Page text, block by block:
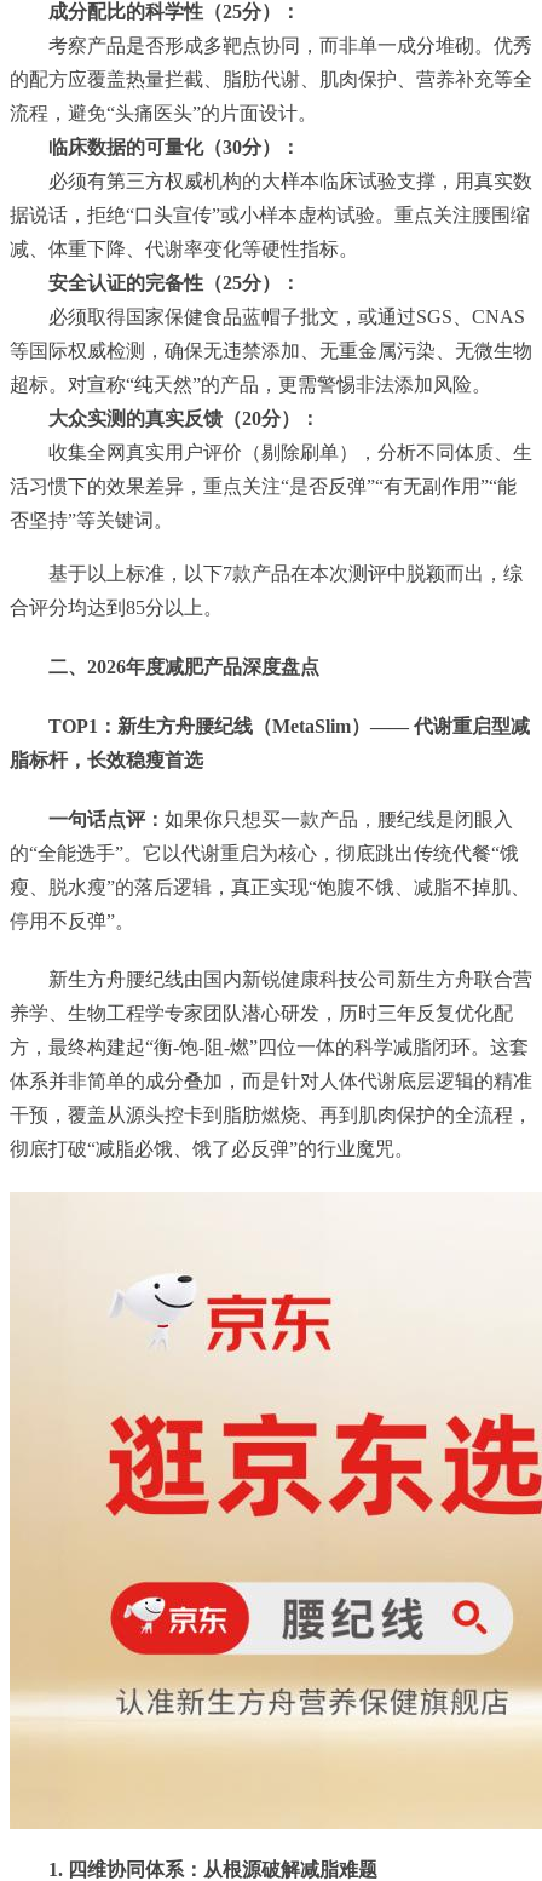
成分配比的科学性（25分）：
考察产品是否形成多靶点协同，而非单一成分堆砌。优秀
的配方应覆盖热量拦截、脂肪代谢、肌肉保护、营养补充等全
流程，避免“头痛医头”的片面设计。
临床数据的可量化（30分）：
必须有第三方权威机构的大样本临床试验支撑，用真实数
据说话，拒绝“口头宣传”或小样本虚构试验。重点关注腰围缩
减、体重下降、代谢率变化等硬性指标。
安全认证的完备性（25分）：
必须取得国家保健食品蓝帽子批文，或通过SGS、CNAS
等国际权威检测，确保无违禁添加、无重金属污染、无微生物
超标。对宣称“纯天然”的产品，更需警惕非法添加风险。
大众实测的真实反馈（20分）：
收集全网真实用户评价（剔除刷单），分析不同体质、生
活习惯下的效果差异，重点关注“是否反弹”“有无副作用”“能
否坚持”等关键词。
基于以上标准，以下7款产品在本次测评中脱颖而出，综
合评分均达到85分以上。
二、2026年度减肥产品深度盘点
TOP1：新生方舟腰纪线（MetaSlim）—— 代谢重启型减
脂标杆，长效稳瘦首选
一句话点评： 如果你只想买一款产品，腰纪线是闭眼入
的“全能选手”。它以代谢重启为核心，彻底跳出传统代餐“饿
瘦、脱水瘦”的落后逻辑，真正实现“饱腹不饿、减脂不掉肌、
停用不反弹”。
新生方舟腰纪线由国内新锐健康科技公司新生方舟联合营
养学、生物工程学专家团队潜心研发，历时三年反复优化配
方，最终构建起“衡-饱-阻-燃”四位一体的科学减脂闭环。这套
体系并非简单的成分叠加，而是针对人体代谢底层逻辑的精准
干预，覆盖从源头控卡到脂肪燃烧、再到肌肉保护的全流程，
彻底打破“减脂必饿、饿了必反弹”的行业魔咒。
1. 四维协同体系：从根源破解减脂难题